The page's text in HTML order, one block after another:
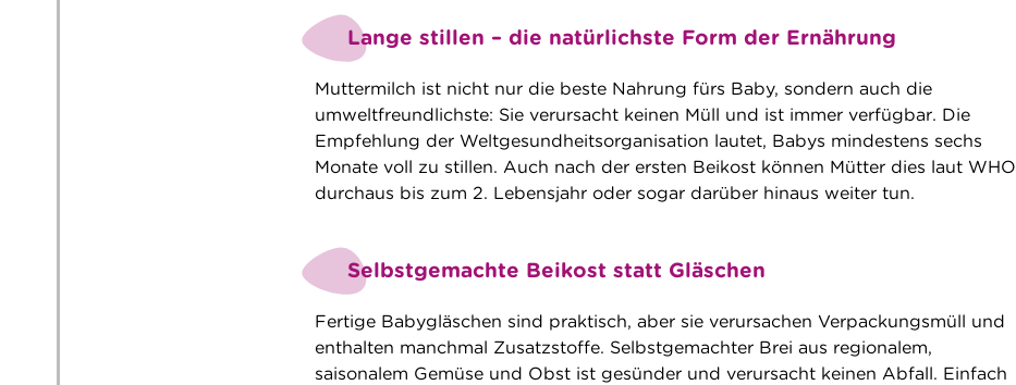
Lange stillen – die natürlichste Form der Ernährung
Muttermilch ist nicht nur die beste Nahrung fürs Baby, sondern auch die
umweltfreundlichste: Sie verursacht keinen Müll und ist immer verfügbar. Die
Empfehlung der Weltgesundheitsorganisation lautet, Babys mindestens sechs
Monate voll zu stillen. Auch nach der ersten Beikost können Mütter dies laut WHO
durchaus bis zum 2. Lebensjahr oder sogar darüber hinaus weiter tun.
Selbstgemachte Beikost statt Gläschen
Fertige Babygläschen sind praktisch, aber sie verursachen Verpackungsmüll und
enthalten manchmal Zusatzstoffe. Selbstgemachter Brei aus regionalem,
saisonalem Gemüse und Obst ist gesünder und verursacht keinen Abfall. Einfach